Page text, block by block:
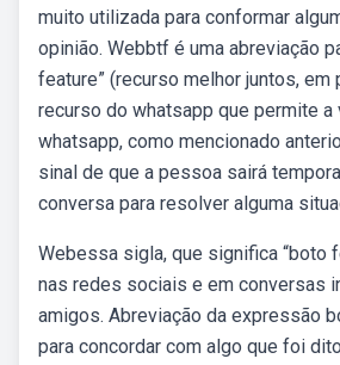
muito utilizada para conformar
opinião. Webbtf é uma abreviação
feature” (recurso melhor juntos, em
recurso do whatsapp que permite a
whatsapp, como mencionado
sinal de que a pessoa sairá
conversa para resolver alguma
Webessa sigla, que significa “boto
nas redes sociais e em conversas
amigos. Abreviação da expressão
para concordar com algo que foi